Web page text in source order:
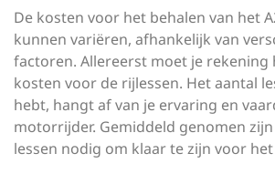
De kosten voor het behalen van het
kunnen variëren, afhankelijk van
factoren. Allereerst moet je rekening
kosten voor de rijlessen. Het aantal
hebt, hangt af van je ervaring en
motorrijder. Gemiddeld genomen zijn
lessen nodig om klaar te zijn voor